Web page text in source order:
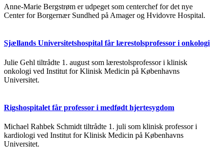
Anne-Marie Bergstrøm er udpeget som centerchef for det nye
Center for Borgernær Sundhed på Amager og Hvidovre Hospital.
Sjællands Universitetshospital får lærestolsprofessor i onkologi
Julie Gehl tiltrådte 1. august som lærestolsprofessor i klinisk
onkologi ved Institut for Klinisk Medicin på Københavns
Universitet.
Rigshospitalet får professor i medfødt hjertesygdom
Michael Rahbek Schmidt tiltrådte 1. juli som klinisk professor i
kardiologi ved Institut for Klinisk Medicin på Københavns
Universitet.